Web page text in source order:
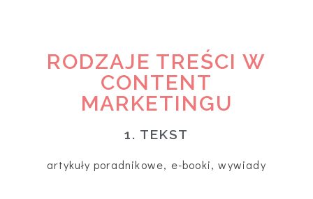
RODZAJE TREŚCI W
CONTENT
MARKETINGU
1. TEKST
artykuły poradnikowe, e-booki, wywiady